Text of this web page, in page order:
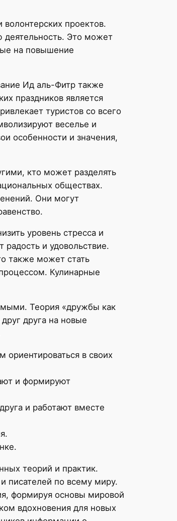
проектов.
деятельность. Это может
на повышение
Ид аль-Фитр также
праздников является
туристов со всего
веселье и
особенности и значения,
кто может разделять
обществах.
Они могут
уровень стресса и
и удовольствие.
также может стать
Кулинарные
Теория «дружбы как
друга на новые
в своих
и формируют
и работают вместе
теорий и практик.
писателей по всему миру.
формируя основы мировой
вдохновения для новых